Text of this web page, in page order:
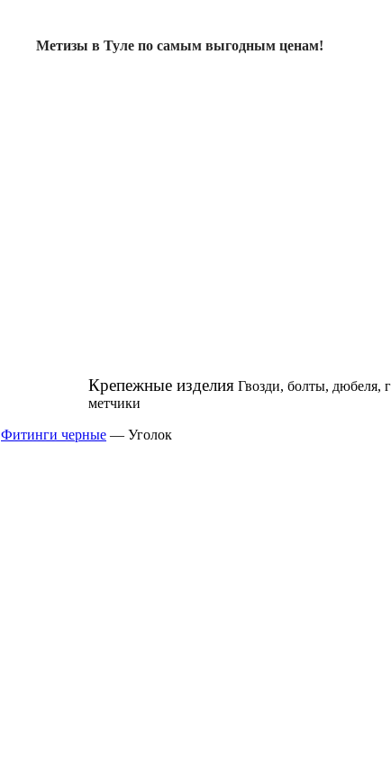
Метизы в Туле по самым выгодным ценам!
Крепежные изделия Гвозди, болты, дюбеля,
метчики
Фитинги черные — Уголок